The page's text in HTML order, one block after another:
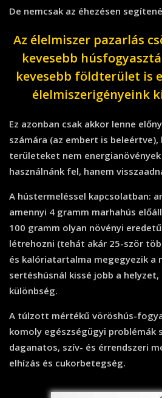
De nemcsak az éhezésen
Az élelmiszer pazarlás
kevesebb
kevesebb földterület is
élelmiszerigényeink
Ez azonban csak akkor lenne
számára (az embert is
területeket nem
használnánk fel, hanem
A hústermeléssel kapcsolatban:
amennyi 4 gramm marhahús
100 gramm olyan növényi
létrehozni (tehát akár 25-ször
és kalóriatartalma megegyezik a
sertéshúsnál kissé jobb a
különbség.
A túlzott mértékű vöröshús-
komoly egészségügyi problémák
daganatos, szív- és érrendszeri
elhízás és cukorbetegség.